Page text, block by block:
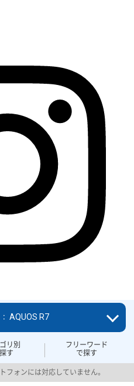
リ別
す
フリーワード
で探す
AQUOS R7
フォンには対応していません。